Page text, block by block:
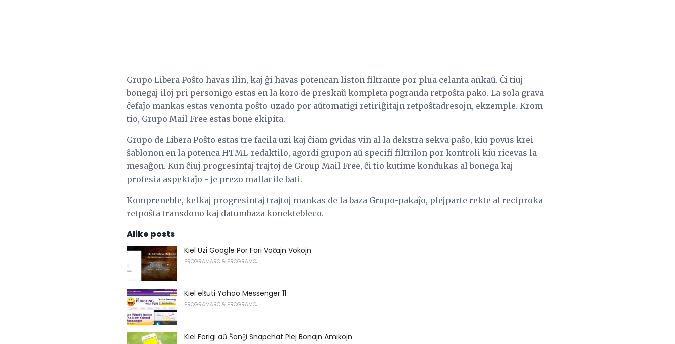
Grupo Libera Poŝto havas ilin, kaj ĝi havas potencan liston filtrante por plua celanta ankaŭ. Ĉi tiuj
bonegaj iloj pri personigo estas en la koro de preskaŭ kompleta pogranda retpoŝta pako. La sola grava
ĉefaĵo mankas estas venonta poŝto-uzado por aŭtomatigi retiriĝitajn retpoŝtadresojn, ekzemple. Krom
tio, Grupo Mail Free estas bone ekipita.
Grupo de Libera Poŝto estas tre facila uzi kaj ĉiam gvidas vin al la dekstra sekva paŝo, kiu povus krei
ŝablonon en la potenca HTML-redaktilo, agordi grupon aŭ specifi filtrilon por kontroli kiu ricevas la
mesaĝon. Kun ĉiuj progresintaj trajtoj de Group Mail Free, ĉi tio kutime kondukas al bonega kaj
profesia aspektaĵo - je prezo malfacile bati.
Kompreneble, kelkaj progresintaj trajtoj mankas de la baza Grupo-pakaĵo, plejparte rekte al reciproka
retpoŝta transdono kaj datumbaza konektebleco.
Alike posts
Kiel Uzi Google Por Fari Voĉajn Vokojn
PROGRAMARO & PROGRAMOJ
Kiel elŝuti Yahoo Messenger 11
PROGRAMARO & PROGRAMOJ
Kiel Forigi aŭ Ŝanĝi Snapchat Plej Bonajn Amikojn